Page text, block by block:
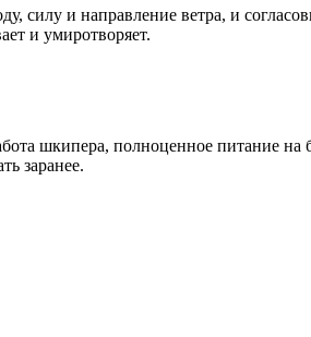
силу и направление ветра, и
и умиротворяет.
шкипера, полноценное питание на
заранее.